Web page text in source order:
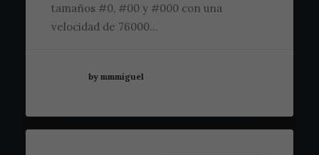
tamaños #0, #00 y #000 con una
velocidad de 76000…
by mmmiguel